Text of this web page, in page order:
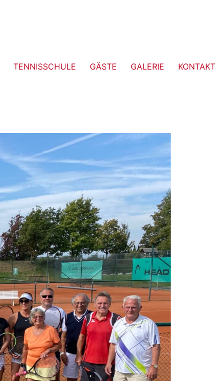
TENNISSCHULE GÄSTE GALERIE KONTAKT